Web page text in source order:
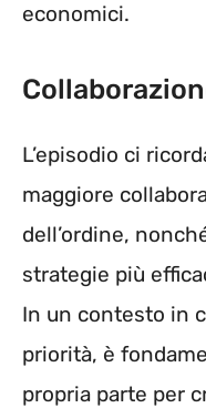
economici.
L’episodio ci
maggiore
dell’ordine,
strategie più
In un contesto in
priorità, è
propria parte per